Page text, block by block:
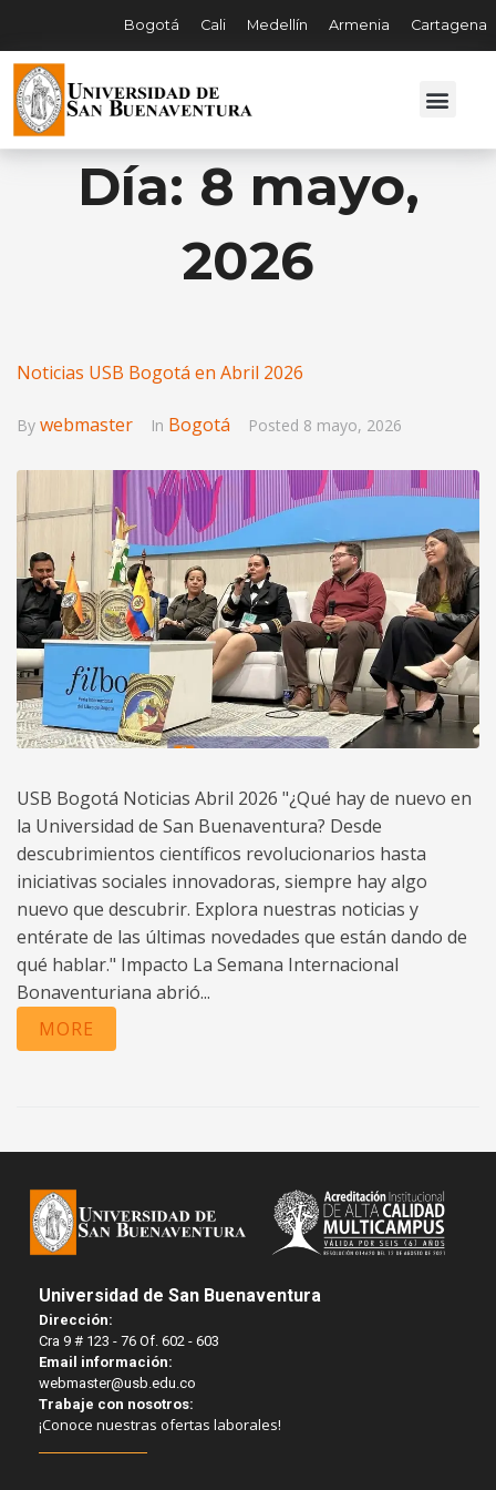
Bogotá Cali Medellín Armenia Cartagena
Día: 8 mayo,
2026
Noticias USB Bogotá en Abril 2026
By webmaster In Bogotá Posted 8 mayo, 2026
USB Bogotá Noticias Abril 2026 "¿Qué hay de nuevo en
la Universidad de San Buenaventura? Desde
descubrimientos científicos revolucionarios hasta
iniciativas sociales innovadoras, siempre hay algo
nuevo que descubrir. Explora nuestras noticias y
entérate de las últimas novedades que están dando de
qué hablar." Impacto La Semana Internacional
Bonaventuriana abrió...
MORE
Universidad de San Buenaventura
Dirección:
Cra 9 # 123 - 76 Of. 602 - 603
Email información:
webmaster@usb.edu.co
Trabaje con nosotros:
¡Conoce nuestras ofertas laborales!